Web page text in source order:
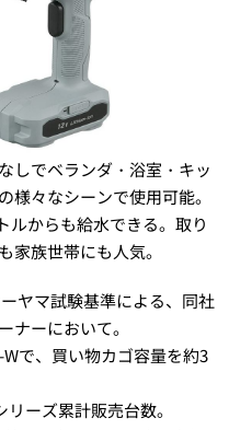
しでベランダ・浴室・キッ
様々なシーンで使用可能。
ルからも給水できる。取り
家族世帯にも人気。
ヤマ試験基準による、同社
ナーにおいて。
で、買い物カゴ容量を約3
ーズ累計販売台数。